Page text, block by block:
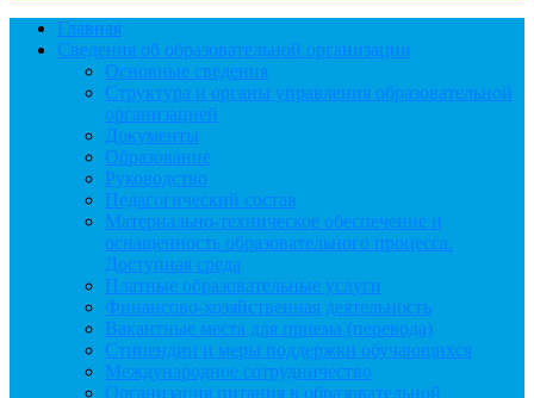
Главная
Сведения об образовательной организации
Основные сведения
Структура и органы управления образовательной
организацией
Документы
Образование
Руководство
Педагогический состав
Материально-техническое обеспечение и
оснащенность образовательного процесса.
Доступная среда
Платные образовательные услуги
Финансово-хозяйственная деятельность
Вакантные места для приема (перевода)
Стипендии и меры поддержки обучающихся
Международное сотрудничество
Организация питания в образовательной